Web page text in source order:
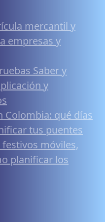
mercantil y
empresas y
Saber y
y
Colombia: qué días
tus puentes
móviles,
planificar los